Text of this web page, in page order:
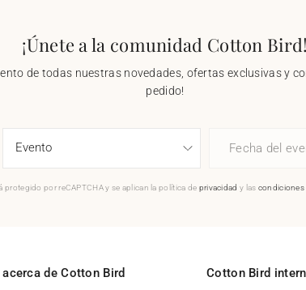
¡Únete a la comunidad Cotton Bird!
de todas nuestras novedades, ofertas exclusivas y
pedido!
Fecha del
protegido por reCAPTCHA y se aplican la política de privacidad y las condiciones
de Cotton Bird Cotton Bird